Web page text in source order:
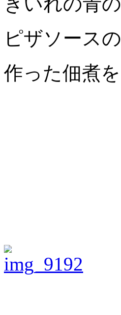
ピザソース
作った佃煮